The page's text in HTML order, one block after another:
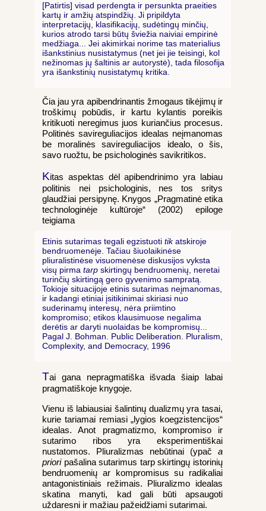
[Patirtis] visad perdengta ir persunkta praeities
kartų ir amžių atspindžių. Ji pripildyta
interpretacijų, klasifikacijų, sudėtingų minčių,
kurios atrodo tarsi būtų šviežia naiviai empirinė
medžiaga... Jei akimirkai norime tas materialius
išankstinius nusistatymus (net jei jie teisingi, kol
nežinomas jų šaltinis ar autorystė), tada filosofija
yra išankstinių nusistatymų kritika.
Čia jau yra apibendrinantis žmogaus tikėjimų ir
troškimų pobūdis, ir kartu kylantis poreikis
kritikuoti neregimus juos kuriančius procesus.
Politinės savireguliacijos idealas neįmanomas
be moralinės savireguliacijos idealo, o šis,
savo ruožtu, be psichologinės savikritikos.
Kitas aspektas dėl apibendrinimo yra labiau
politinis nei psichologinis, nes tos sritys
glaudžiai persipynę. Knygos „Pragmatinė etika
technologinėje kultūroje“ (2002) epiloge
teigiama
Etinis sutarimas tegali egzistuoti tikatskiroje
bendruomenėje. Tačiau šiuolaikinėse
pliuralistinėse visuomenėse diskusijos vyksta
visų pirma tarp skirtingų bendruomenių, neretai
turinčių skirtingą gero gyvenimo sampratą.
Tokioje situacijoje etinis sutarimas neįmanomas,
ir kadangi etiniai įsitikinimai skiriasi nuo
suderinamų interesų, nėra priimtino
kompromiso; etikos klausimuose negalima
derėtis ar daryti nuolaidas be kompromisų...
Pagal J. Bohman. Public Deliberation. Pluralism,
Complexity, and Democracy, 1996
Tai gana nepragmatiška išvada šiaip labai
pragmatiškoje knygoje.
Vienu iš labiausiai šalintinų dualizmų yra tasai,
kurie tariamai remiasi „lygios koegzistencijos“
idealas. Anot pragmatizmo, kompromiso ir
sutarimo ribos yra eksperimentiškai
nustatomos. Pliuralizmas nebūtinai (ypač a
prioripašalina sutarimus tarp skirtingų istorinių
bendruomenių ar kompromisus su radikaliai
antagonistiniais režimais. Pliuralizmo idealas
skatina manyti, kad gali būti apsaugoti
uždaresni ir mažiau pažeidžiami sutarimai.